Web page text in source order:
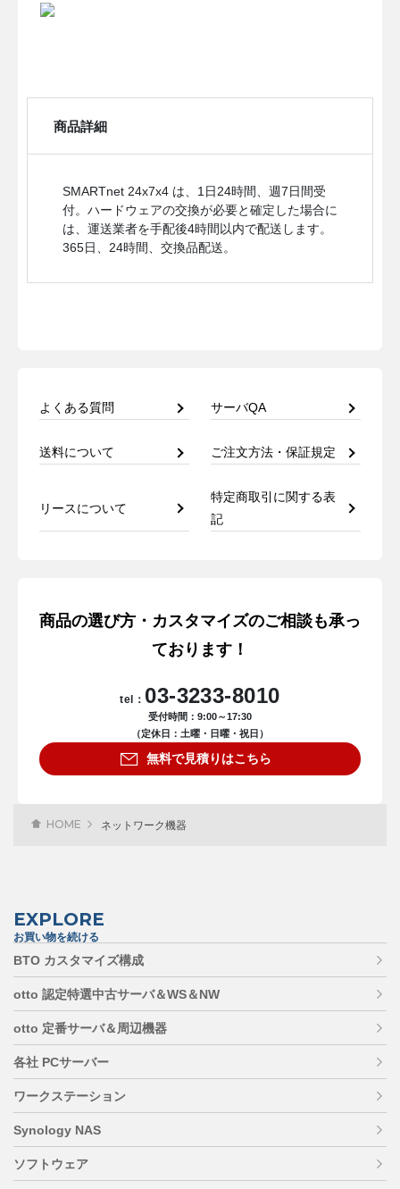
商品詳細
SMARTnet 24x7x4 は、1日24時間、週7日間受
付。ハードウェアの交換が必要と確定した場合に
は、運送業者を手配後4時間以内で配送します。
365日、24時間、交換品配送。
よくある質問 サーバQA
送料について ご注文方法・保証規定
リースについて
特定商取引に関する表
記
商品の選び方・カスタマイズのご相談も承っ
ております！
tel： 03-3233-8010
受付時間：9:00～17:30
（定休日：土曜・日曜・祝日）
無料で見積りはこちら
HOME ネットワーク機器
EXPLORE
お買い物を続ける
BTO カスタマイズ構成
otto 認定特選中古サーバ＆WS＆NW
otto 定番サーバ＆周辺機器
各社 PCサーバー
ワークステーション
Synology NAS
ソフトウェア